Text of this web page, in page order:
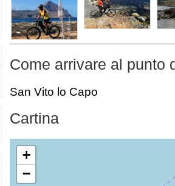
Come arrivare al punto
San Vito lo Capo
Cartina
+
−